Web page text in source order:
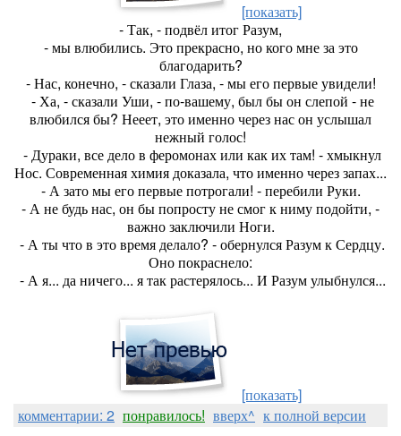
[показать]
-Так, - подвёл итог Разум,
- мы влюбились. Это прекрасно, но кого мне за это
благодарить?
- Нас, конечно, - сказали Глаза, - мы его первые увидели!
- Ха, - сказали Уши, - по-вашему, был бы он слепой - не
влюбился бы? Нееет, это именно через нас он услышал
нежный голос!
- Дураки, все дело в феромонах или как их там! - хмыкнул
Нос. Современная химия доказала, что именно через запах...
- А зато мы его первые потрогали! - перебили Руки.
- А не будь нас, он бы попросту не смог к ниму подойти, -
важно заключили Ноги.
- А ты что в это время делало? - обернулся Разум к Сердцу.
Оно покраснело:
- А я... да ничего... я так растерялось... И Разум улыбнулся...
[показать]
комментарии: 2 понравилось! вверх^ к полной версии